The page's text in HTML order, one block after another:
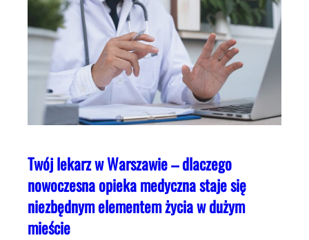
Twój lekarz w Warszawie – dlaczego
nowoczesna opieka medyczna staje się
niezbędnym elementem życia w dużym
mieście